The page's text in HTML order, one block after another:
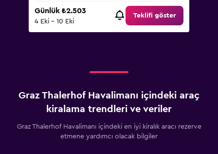
Günlük ₺2.503
4 Eki - 10 Eki
Teklifi göster
Graz Thalerhof Havalimanı içindeki araç
kiralama trendleri ve veriler
Graz Thalerhof Havalimanı içindeki en iyi kiralık aracı rezerve
etmene yardımcı olacak bilgiler